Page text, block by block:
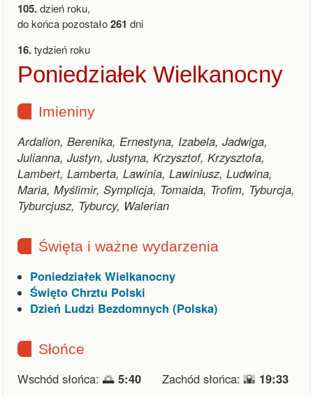
105.dzień roku,
do końca pozostało261 dni
16.tydzień roku
Poniedziałek Wielkanocny
Imieniny
Ardalion, Berenika, Ernestyna, Izabela, Jadwiga,
Julianna, Justyn, Justyna, Krzysztof, Krzysztofa,
Lambert, Lamberta, Lawinia, Lawiniusz, Ludwina,
Maria, Myślimir, Symplicja, Tomaida, Trofim, Tyburcja,
Tyburcjusz, Tyburcy, Walerian
Święta i ważne wydarzenia
Poniedziałek Wielkanocny
Święto Chrztu Polski
Dzień Ludzi Bezdomnych (Polska)
Słońce
Wschód słońca: 🌅 5:40 Zachód słońca: 🌇 19:33